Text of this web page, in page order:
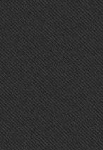
TWITTER
Sorry, Widget error.